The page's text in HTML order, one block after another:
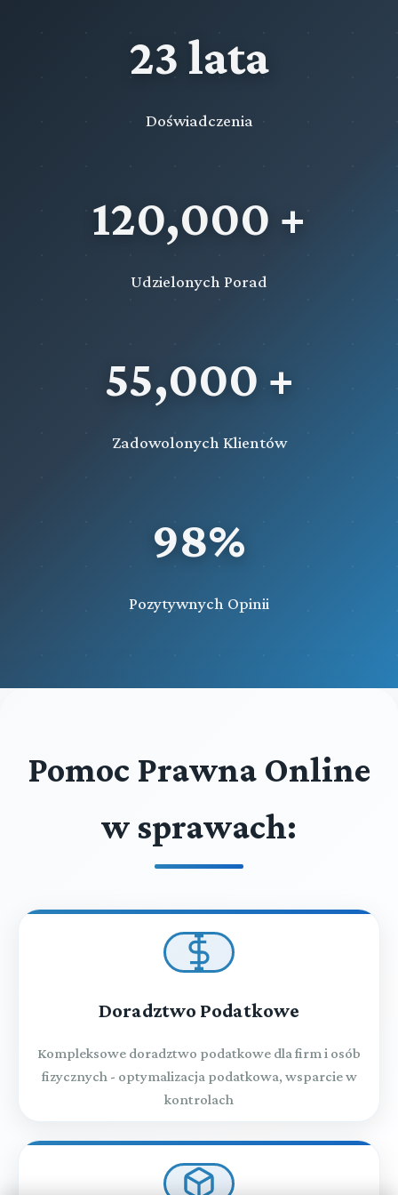
23 lata
Doświadczenia
120,000 +
Udzielonych Porad
55,000 +
Zadowolonych Klientów
98%
Pozytywnych Opinii
Pomoc Prawna Online
w sprawach:
Doradztwo Podatkowe
Kompleksowe doradztwo podatkowe dla firm i osób
fizycznych - optymalizacja podatkowa, wsparcie w
kontrolach